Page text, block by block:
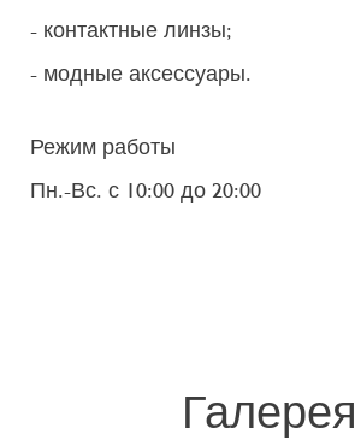
- контактные линзы;
- модные аксессуары.
Режим работы
Пн.-Вс. с 10:00 до 20:00
Галерея